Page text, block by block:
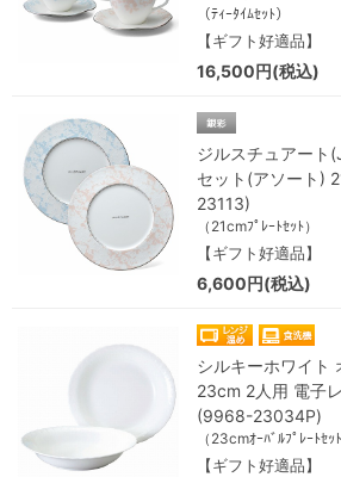
（ﾃｨｰﾀｲﾑｾｯﾄ）
【ギフト好適品】
16,500円(税込)
ジルスチュアート
セット(アソート)
23113)
（21cmﾌﾟﾚｰﾄｾｯﾄ）
【ギフト好適品】
6,600円(税込)
シルキーホワイト
23cm 2人用 電子
(9968-23034P)
（23cmｵｰﾊﾞﾙﾌﾟﾚｰﾄｾｯﾄ
【ギフト好適品】